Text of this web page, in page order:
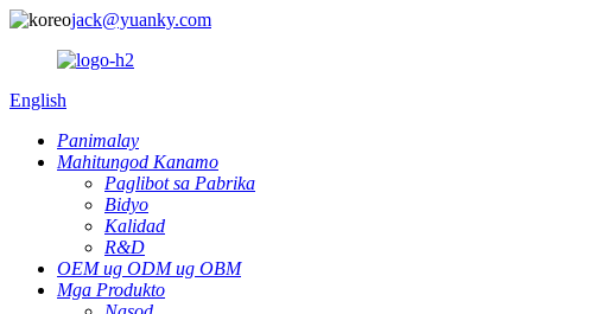
jack@yuanky.com
English
Panimalay
Mahitungod Kanamo
Paglibot sa Pabrika
Bidyo
Kalidad
R&D
OEM ug ODM ug OBM
Mga Produkto